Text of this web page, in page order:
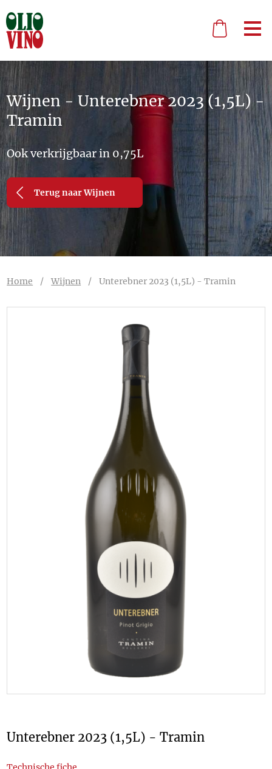
Wijnen - Unterebner 2023 (1,5L) -
Tramin
Ook verkrijgbaar in 0,75L
Terug naar Wijnen
Home /Wijnen /Unterebner 2023 (1,5L) - Tramin
Unterebner 2023 (1,5L) - Tramin